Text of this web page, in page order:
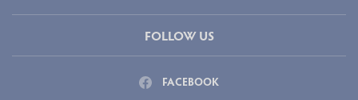
FOLLOW US
FACEBOOK